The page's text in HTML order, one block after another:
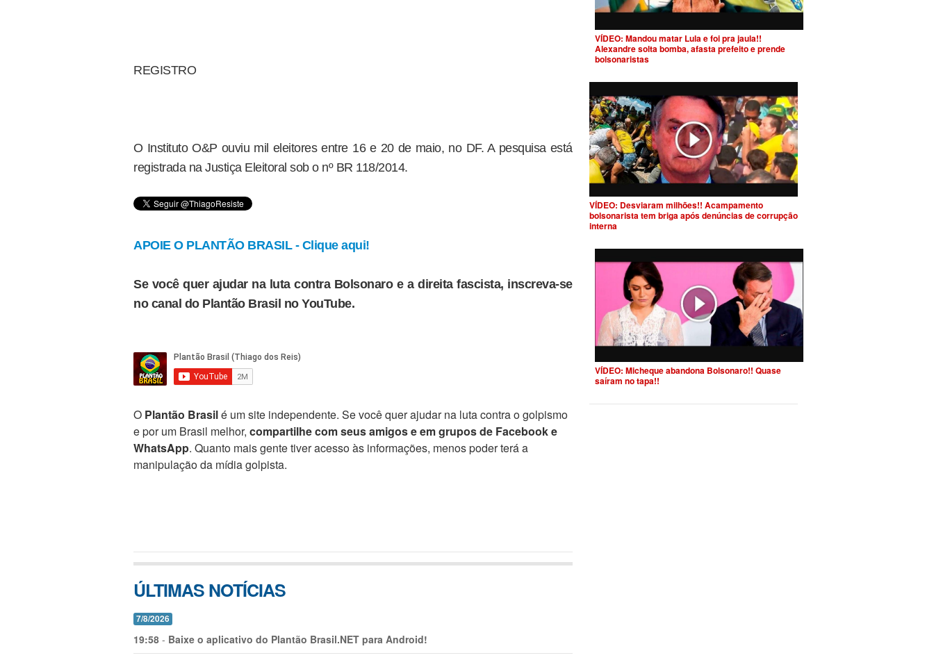
REGISTRO
O Instituto O&P ouviu mil eleitores entre 16 e 20 de maio, no DF. A pesquisa está
registrada na Justiça Eleitoral sob o nº BR 118/2014.
APOIE O PLANTÃO BRASIL - Clique aqui!
Se você quer ajudar na luta contra Bolsonaro e a direita fascista, inscreva-se
no canal do Plantão Brasil no YouTube.
O Plantão Brasilé um site independente. Se você quer ajudar na luta contra o golpismo
e por um Brasil melhor, compartilhe com seus amigos e em grupos de Facebook e
WhatsApp. Quanto mais gente tiver acesso às informações, menos poder terá a
manipulação da mídia golpista.
ÚLTIMAS NOTÍCIAS
7/8/2026
19:58 - Baixe o aplicativo do Plantão Brasil.NET para Android!
VÍDEO: Mandou matar Lula e foi pra jaula!!
Alexandre solta bomba, afasta prefeito e prende
bolsonaristas
VÍDEO: Desviaram milhões!! Acampamento
bolsonarista tem briga após denúncias de corrupção
interna
VÍDEO: Micheque abandona Bolsonaro!! Quase
saíram no tapa!!